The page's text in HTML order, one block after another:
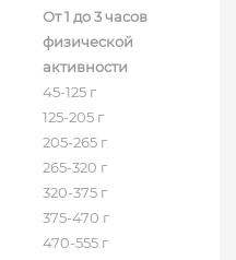
От 1 до 3 часов
физической
активности
45-125 г
125-205 г
205-265 г
265-320 г
320-375 г
375-470 г
470-555 г